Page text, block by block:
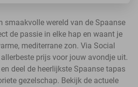
smaakvolle wereld van de Spaanse
de passie in elke hap en waant je
mediterrane zon. Via Social
prijs voor jouw avondje uit.
deel de heerlijkste Spaanse tapas
gezelschap. Bekijk de actuele